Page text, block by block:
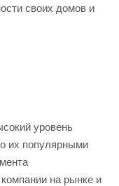
своих домов и
уровень
их популярными
на рынке и